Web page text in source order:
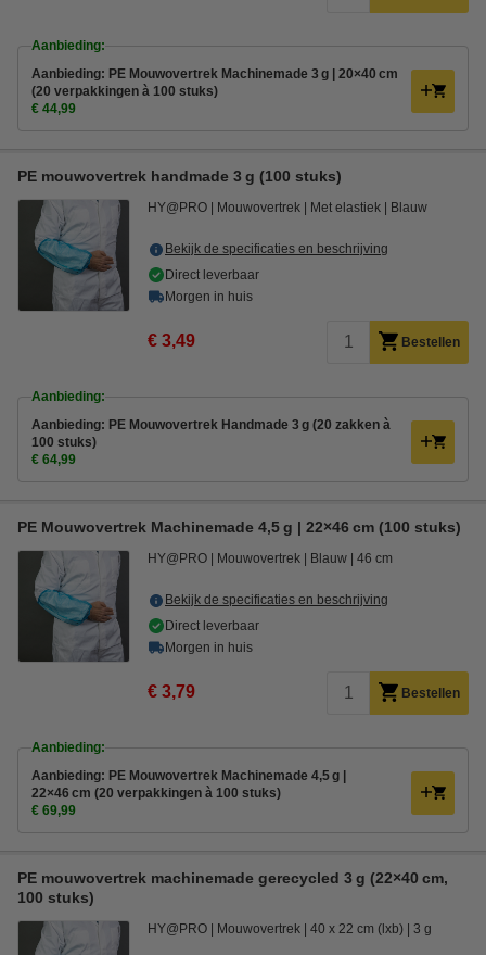
Aanbieding:
Aanbieding: PE Mouwovertrek Machinemade 3 g | 20×40 cm
(20 verpakkingen à 100 stuks)
€ 44,99
PE mouwovertrek handmade 3 g (100 stuks)
HY@PRO Mouwovertrek Met elastiek Blauw
Bekijk de specificaties en beschrijving
Direct leverbaar
Morgen in huis
€ 3,49 Bestellen
Aanbieding:
Aanbieding: PE Mouwovertrek Handmade 3 g (20 zakken à
100 stuks)
€ 64,99
PE Mouwovertrek Machinemade 4,5 g | 22×46 cm (100 stuks)
HY@PRO Mouwovertrek Blauw 46 cm
Bekijk de specificaties en beschrijving
Direct leverbaar
Morgen in huis
€ 3,79 Bestellen
Aanbieding:
Aanbieding: PE Mouwovertrek Machinemade 4,5 g |
22×46 cm (20 verpakkingen à 100 stuks)
€ 69,99
PE mouwovertrek machinemade gerecycled 3 g (22×40 cm,
100 stuks)
HY@PRO Mouwovertrek 40 x 22 cm (lxb) 3 g